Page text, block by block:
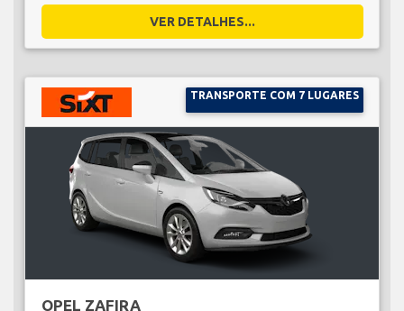
VER DETALHES...
TRANSPORTE COM 7 LUGARES
OPEL ZAFIRA